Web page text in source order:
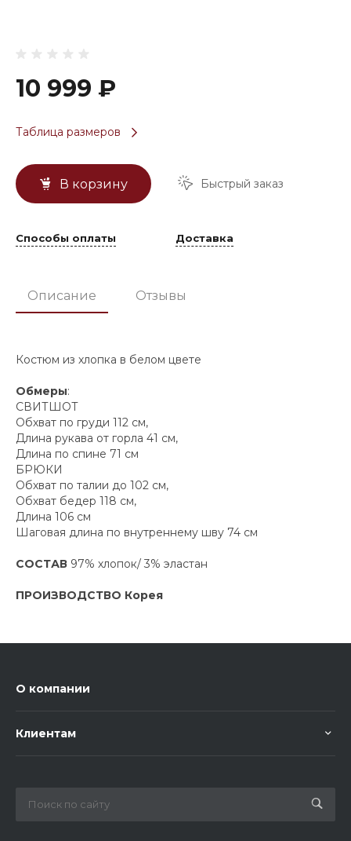
10 999 ₽
Таблица размеров
В корзину Быстрый заказ
Способы оплаты Доставка
Описание Отзывы
Костюм из хлопка в белом цвете
Обмеры:
СВИТШОТ
Обхват по груди 112 см,
Длина рукава от горла 41 см,
Длина по спине 71 см
БРЮКИ
Обхват по талии до 102 см,
Обхват бедер 118 см,
Длина 106 см
Шаговая длина по внутреннему шву 74 см
СОСТАВ 97% хлопок/ 3% эластан
ПРОИЗВОДСТВО Корея
О компании
Клиентам